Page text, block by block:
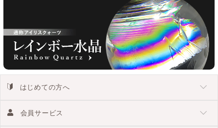
はじめての方へ
会員サービス